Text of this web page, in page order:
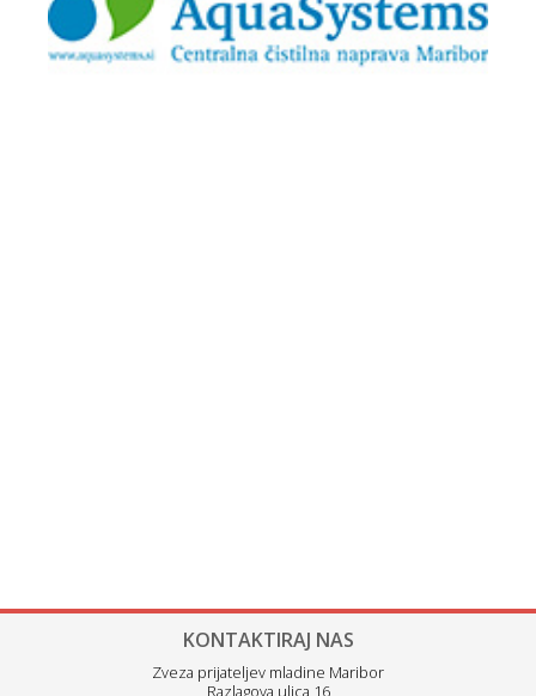
KONTAKTIRAJ NAS
Zveza prijateljev mladine Maribor
Razlagova ulica 16